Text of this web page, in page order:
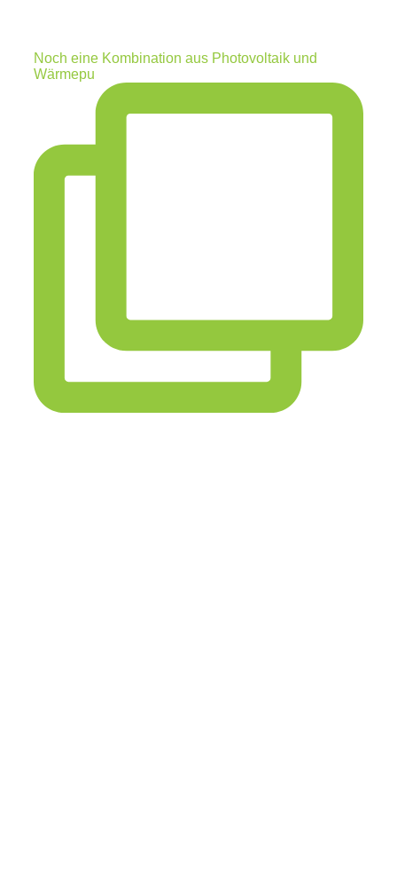
Noch eine Kombination aus Photovoltaik und
Wärmepu